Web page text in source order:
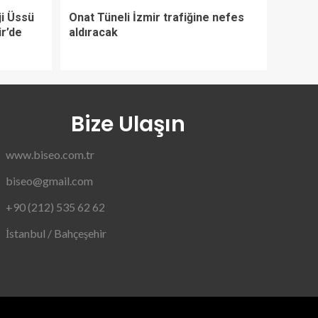
Üssü
Onat Tüneli İzmir trafiğine nefes
aldıracak
Bize Ulaşın
www.biseo.com.tr
biseo@gmail.com
+90 (212) 535 62 62
İstanbul / Bahçeşehir